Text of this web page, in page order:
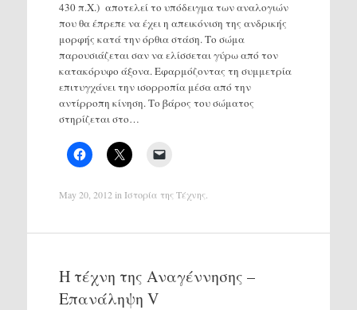
430 π.Χ.) αποτελεί το υπόδειγμα των αναλογιών
που θα έπρεπε να έχει η απεικόνιση της ανδρικής
μορφής κατά την όρθια στάση. Το σώμα
παρουσιάζεται σαν να ελίσσεται γύρω από τον
κατακόρυφο άξονα. Εφαρμόζοντας τη συμμετρία
επιτυγχάνει την ισορροπία μέσα από την
αντίρροπη κίνηση. Το βάρος του σώματος
στηρίζεται στο…
May 20, 2012 in Ιστορία της Τέχνης.
Η τέχνη της Αναγέννησης –
Επανάληψη V